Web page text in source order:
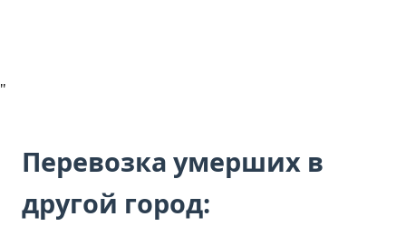
"
Перевозка умерших в
другой город: